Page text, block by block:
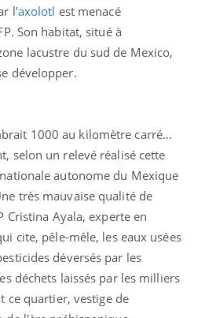
l’axolotl est menacé
Son habitat, situé à
lacustre du sud de Mexico,
développer.
1000 au kilomètre carré…
selon un relevé réalisé cette
autonome du Mexique
très mauvaise qualité de
Cristina Ayala, experte en
cite, pêle-mêle, les eaux usées
déversés par les
déchets laissés par les milliers
ce quartier, vestige de